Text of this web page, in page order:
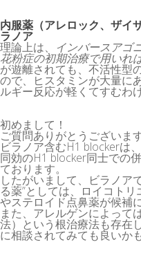
内服薬（アレロック、ザイ
ラノア
理論上は、 インバースアゴ
花粉症の初期治療で用いれ
が遊離されても、不活性型
ので、ヒスタミンが大量に
ルギー反応が軽くてすむわ
初めまして！
ご質問ありがとうございます
ビラノア含むH1 blockerは
同効のH1 blocker同士での
ております。
したがいまして、ビラノア
る薬”としては、ロイコト
やステロイド点鼻薬が候補
また、アレルゲンによって
法）という根治療法も存在
に相談されてみても良いか